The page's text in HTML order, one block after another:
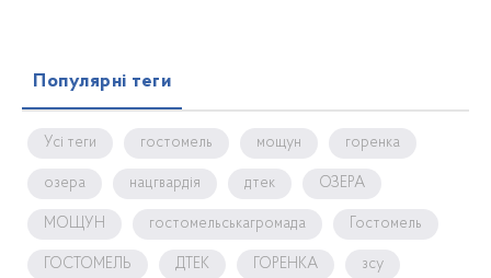
Популярні теги
Усі теги гостомель мощун горенка
озера нацгвардія дтек ОЗЕРА
МОЩУН гостомельськагромада Гостомель
ГОСТОМЕЛЬ ДТЕК ГОРЕНКА зсу